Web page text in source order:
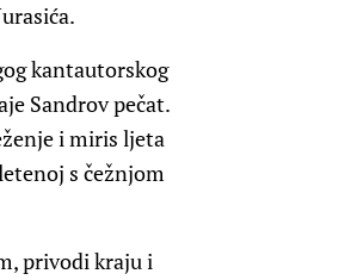
kantautorskog
Sandrov pečat.
i miris ljeta
s čežnjom
privodi kraju i